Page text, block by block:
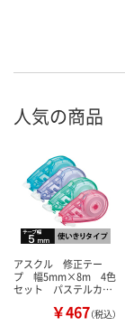
人気の商品
アスクル 修正テー
プ 幅5mm×8m 4色
セット パステルカ…
￥467（税込）